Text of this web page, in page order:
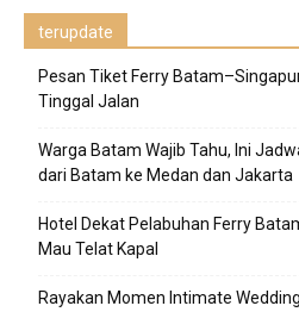
terupdate
Pesan Tiket Ferry
Tinggal Jalan
Warga Batam Wajib Tahu, Ini
dari Batam ke Medan dan Jakarta
Hotel Dekat Pelabuhan Ferry
Mau Telat Kapal
Rayakan Momen Intimate